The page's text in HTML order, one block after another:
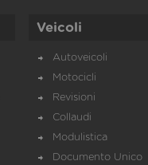
Veicoli
Autoveicoli
Motocicli
Revisioni
Collaudi
Modulistica
Documento Unico